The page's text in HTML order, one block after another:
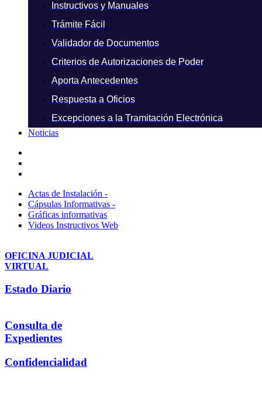
Instructivos y Manuales
Trámite Fácil
Validador de Documentos
Criterios de Autorizaciones de Poder
Aporta Antecedentes
Respuesta a Oficios
Excepciones a la Tramitación Electrónica
Noticias
Actas de Instalación -
Cápsulas Informativas -
Gráficas informativas
Videos Instructivos Web
OFICINA JUDICIAL
VIRTUAL
Estado Diario
Consulta de
Expedientes
Confidencialidad